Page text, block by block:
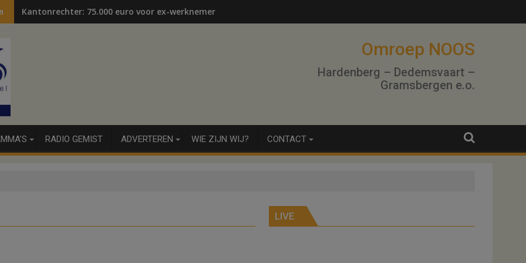
Kantonrechter: 75.000 euro voor ex-werknemers
Omroep NOOS
Hardenberg – Dedemsvaart –
Gramsbergen e.o.
RADIO GEMIST ADVERTEREN WIE ZIJN WIJ? CONTACT
LIVE